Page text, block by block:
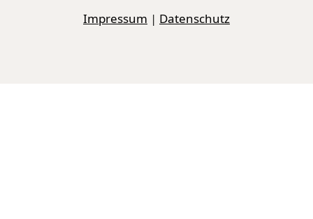
Impressum | Datenschutz